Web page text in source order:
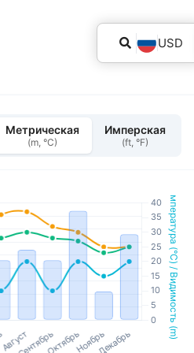
USD
Метрическая
(m, °C)
Имперская
(ft, °F)